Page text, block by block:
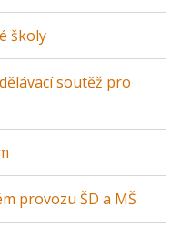
školy
soutěž pro
provozu ŠD a MŠ